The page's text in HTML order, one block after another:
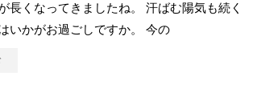
長くなってきましたね。 汗ばむ陽気も続く
いかがお過ごしですか。 今の